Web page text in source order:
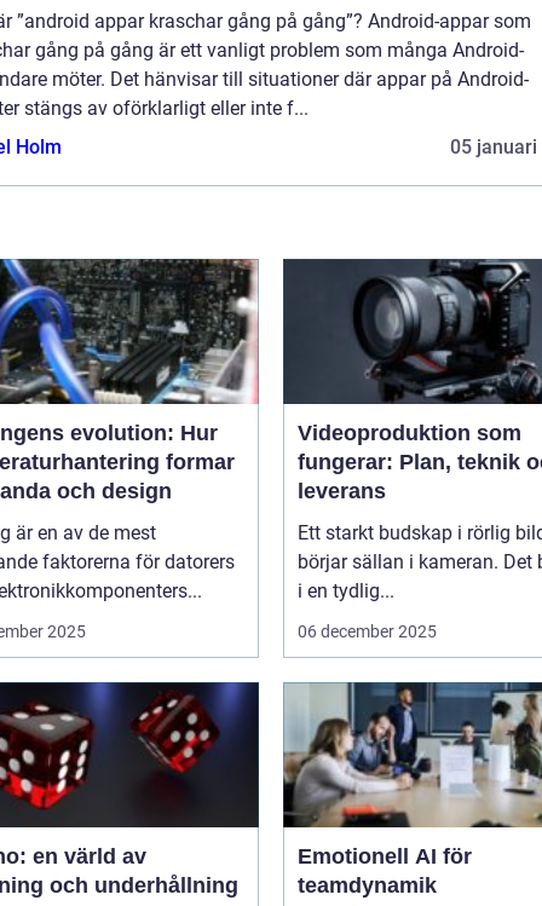
”android appar kraschar gång på gång”? Android-appar som
gång på gång är ett vanligt problem som många Android-
möter. Det hänvisar till situationer där appar på Android-
stängs av oförklarligt eller inte f...
Holm
05 januari
evolution: Hur
formar
och design
är en av de mest
faktorerna för datorers
2025
Videoproduktion som
fungerar: Plan, teknik
leverans
Ett starkt budskap i rörlig
börjar sällan i kameran. Det
i en tydlig...
06 december 2025
en värld av
och underhållning
Emotionell AI för
teamdynamik